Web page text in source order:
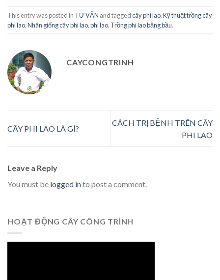
This entry was posted in TƯ VẤN and taggedcây phi lao,Kỹ thuật trồng cây
phi lao,Nhân giống cây phi lao,phi lao, Trồng phi lao bằng bầu.
CAYCONGTRINH
CÂY PHI LAO LÀ GÌ?
CÁCH TRỊ BỆNH TRÊN CÂY
PHI LAO
Leave a Reply
You must be logged into post a comment.
HOẠT ĐỘNG CÂY CÔNG TRÌNH